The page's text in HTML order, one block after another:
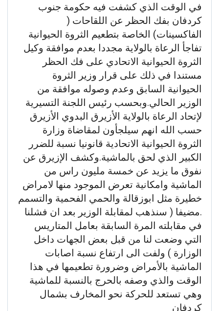
في الوقت الذي كشفت فيه حكومة جنوب
كردفان بفك الحظر عن اللقاحات (
الفاكسينات) الخاصة بتطعيم الثروة الحيوانية
تفاجأ الرعاة بالولاية مجددا بعدم موافقة وكيل
الثروة الحيوانية الاتحادي على فك الحظر
مستندا في ذلك على قرار وزير الثروة
الحيوانية السابق وعدم وصوله موافقة من
الوزير الحالي.وبحسب رئيس اللجنة التسيرية
لإتحاد الرعاة بالولاية الأزيرق البدوي الأزيرق
حسب الله انهم سيلجأون لمقاضاة وزارة
الثروة الحيوانية الاتحادية قانونيا نسبة للضرر
الكبير الذي لحق بالماشية.وكشف الإزيرق عن
نفوق ما يزيد عن خمسة مليون راس من
الماشية وامكانية تعرض الموجود منها لامراض
خطيرة مثل ابوزقالة والحمي الفحمية والتسمم
.مضيفا ( سنذهب لمقابلة الوزير بعد ان فشلنا
في مقابلته المرة السابقة بعامل المتاريس
التي وضعت لنا من قبل بعض الجهات داخل
الوزارة ) ولفت الى ارتفاع نسبة اصابات
الماشية بالأمراض وضرورة تطعيمها في هذا
الوقت والذي وصفه بالحرج بالنسبة للماشية
وهي تستعد للحركة نحو المخارف بشمال
كردفان